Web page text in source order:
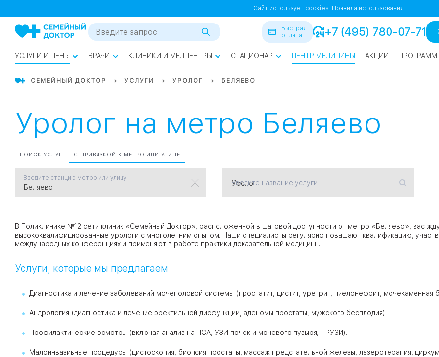
СВАО
ЗАО
ЦАО
01
06
08
09
17
Проспект Мира
Шипиловская
Академическая
Университет
Таганская
Академика
поле
Сайт использует cookies. Правила использования.
Быстрая
оплата
+7 (495) 780-07-71
УСЛУГИ И ЦЕНЫ ВРАЧИ КЛИНИКИ И МЕДЦЕНТРЫ СТАЦИОНАР ЦЕНТР МЕДИЦИНЫ АКЦИИ
СЕМЕЙНЫЙ ДОКТОР УСЛУГИ УРОЛОГ БЕЛЯЕВО
Уролог на метро Беляево
ПОИСК УСЛУГ С ПРИВЯЗКОЙ К МЕТРО ИЛИ УЛИЦЕ
Введите станцию метро или улицу
Введите название услуги
В Поликлинике №12 сети клиник «Семейный Доктор», расположенной в шаговой доступности от метро «Беляево», вас
высококвалифицированные урологи с многолетним опытом. Наши специалисты регулярно повышают квалификацию,
международных конференциях и применяют в работе практики доказательной медицины.
Услуги, которые мы предлагаем
Диагностика и лечение заболеваний мочеполовой системы (простатит, цистит, уретрит, пиелонефрит, мочекаменная
Андрология (диагностика и лечение эректильной дисфункции, аденомы простаты, мужского бесплодия).
Профилактические осмотры (включая анализ на ПСА, УЗИ почек и мочевого пузыря, ТРУЗИ).
Малоинвазивные процедуры (цистоскопия, биопсия простаты, массаж предстательной железы, лазеротерапия,